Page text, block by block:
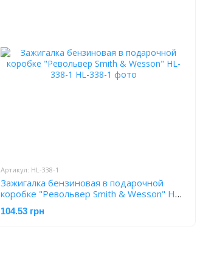
Артикул: HL-338-1
Зажигалка бензиновая в подарочной
коробке "Револьвер Smith & Wesson" HL-
338-1
104.53 грн